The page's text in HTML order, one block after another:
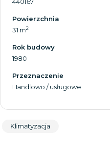
Powierzchnia
31 m2
Rok budowy
1980
Przeznaczenie
Handlowo / usługowe
Klimatyzacja